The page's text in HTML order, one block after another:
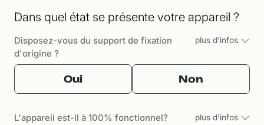
Dans quel état se présente votre appareil ?
Disposez-vous du support de fixation
d'origine ?
plus d'infos
Oui Non
L'appareil est-il à 100% fonctionnel? plus d'infos